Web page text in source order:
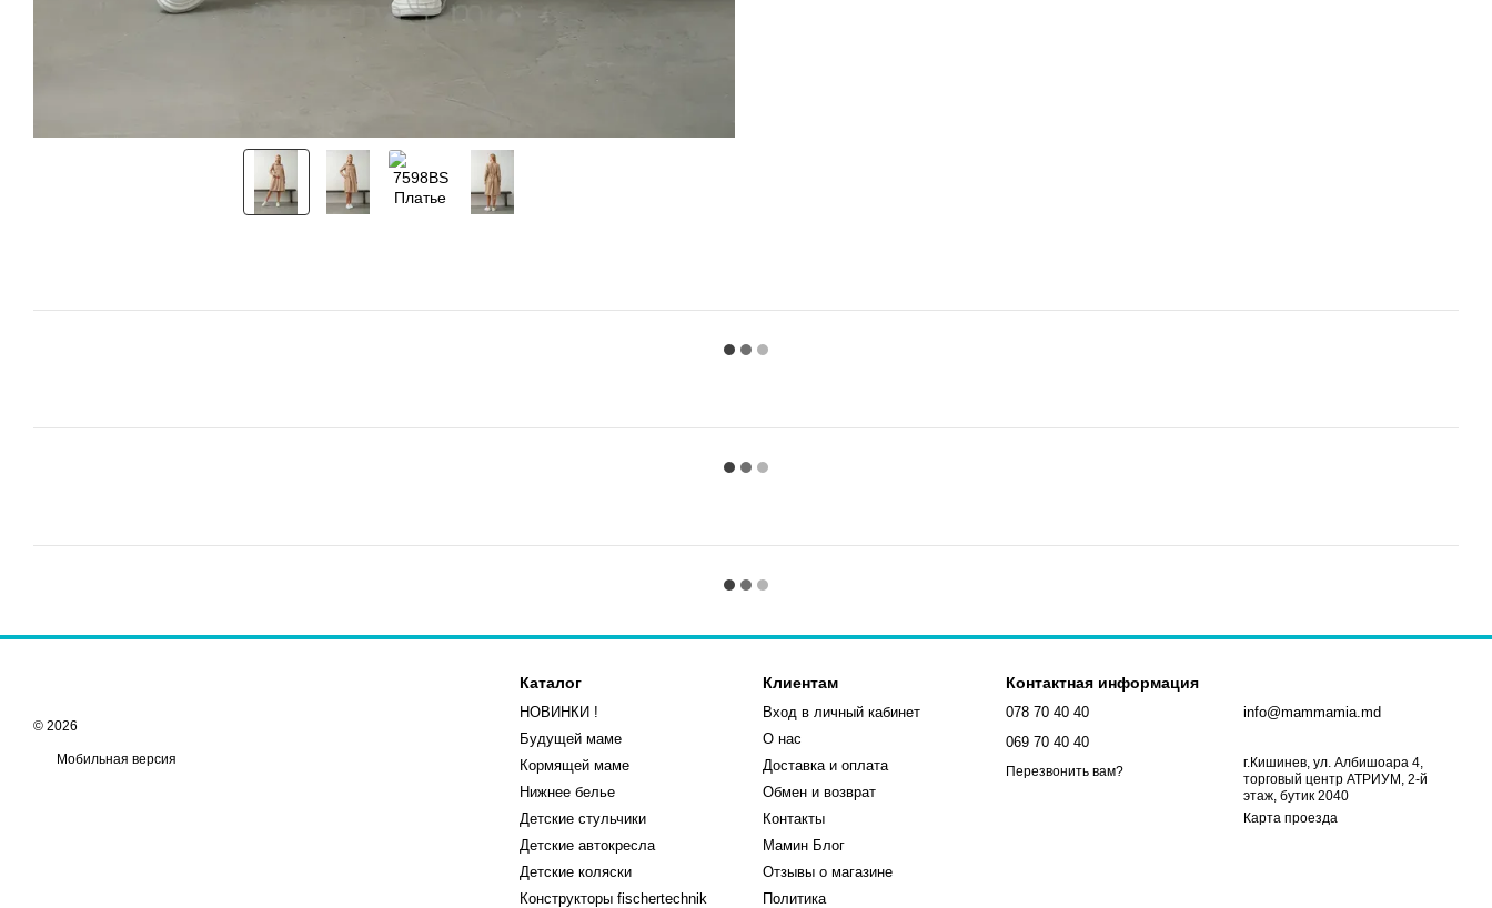
© 2026
Мобильная версия
Каталог
НОВИНКИ !
Будущей маме
Кормящей маме
Нижнее белье
Детские стульчики
Детские автокресла
Детские коляски
Конструкторы fischertechnik
Клиентам
Вход в личный кабинет
О нас
Доставка и оплата
Обмен и возврат
Контакты
Мамин Блог
Отзывы о магазине
Политика
Контактная информация
078 70 40 40
069 70 40 40
Перезвонить вам?
info@mammamia.md
г.Кишинев, ул. Албишоара 4,
торговый центр АТРИУМ, 2-й
этаж, бутик 2040
Карта проезда